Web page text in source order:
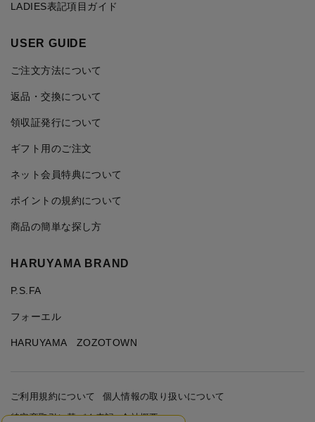
LADIES表記項目ガイド
USER GUIDE
ご注文方法について
返品・交換について
領収証発行について
ギフト用のご注文
ネット会員特典について
ポイントの規約について
商品の簡単な探し方
HARUYAMA BRAND
P.S.FA
フォーエル
HARUYAMA ZOZOTOWN
ご利用規約について
個人情報の取り扱いについて
特定商取引に基づく表記
会社概要